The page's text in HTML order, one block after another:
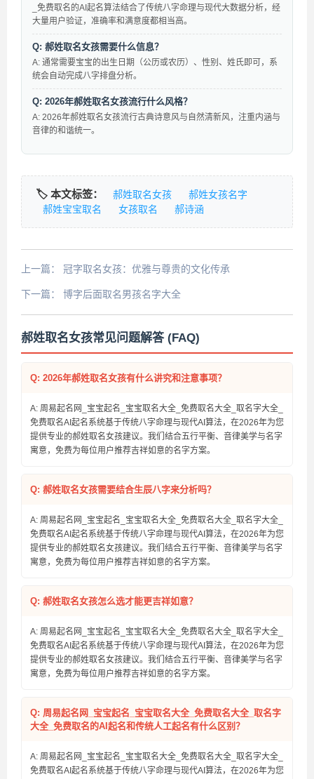
_免费取名的AI起名算法结合了传统八字命理与现代大数据分析，经
大量用户验证，准确率和满意度都相当高。
Q: 郝姓取名女孩需要什么信息？
A: 通常需要宝宝的出生日期（公历或农历）、性别、姓氏即可，系
统会自动完成八字排盘分析。
Q: 2026年郝姓取名女孩流行什么风格？
A: 2026年郝姓取名女孩流行古典诗意风与自然清新风，注重内涵与
音律的和谐统一。
🏷️ 本文标签： 郝姓取名女孩
郝姓女孩名字
郝姓宝宝取名
女孩取名 郝诗涵
上一篇： 冠字取名女孩：优雅与尊贵的文化传承
下一篇： 博字后面取名男孩名字大全
郝姓取名女孩常见问题解答 (FAQ)
Q: 2026年郝姓取名女孩有什么讲究和注意事项？
A: 周易起名网_宝宝起名_宝宝取名大全_免费取名大全_取名字大全_
免费取名AI起名系统基于传统八字命理与现代AI算法，在2026年为您
提供专业的郝姓取名女孩建议。我们结合五行平衡、音律美学与名字
寓意，免费为每位用户推荐吉祥如意的名字方案。
Q: 郝姓取名女孩需要结合生辰八字来分析吗？
A: 周易起名网_宝宝起名_宝宝取名大全_免费取名大全_取名字大全_
免费取名AI起名系统基于传统八字命理与现代AI算法，在2026年为您
提供专业的郝姓取名女孩建议。我们结合五行平衡、音律美学与名字
寓意，免费为每位用户推荐吉祥如意的名字方案。
Q: 郝姓取名女孩怎么选才能更吉祥如意？
A: 周易起名网_宝宝起名_宝宝取名大全_免费取名大全_取名字大全_
免费取名AI起名系统基于传统八字命理与现代AI算法，在2026年为您
提供专业的郝姓取名女孩建议。我们结合五行平衡、音律美学与名字
寓意，免费为每位用户推荐吉祥如意的名字方案。
Q: 周易起名网_宝宝起名_宝宝取名大全_免费取名大全_取名字
大全_免费取名的AI起名和传统人工起名有什么区别？
A: 周易起名网_宝宝起名_宝宝取名大全_免费取名大全_取名字大全_
免费取名AI起名系统基于传统八字命理与现代AI算法，在2026年为您